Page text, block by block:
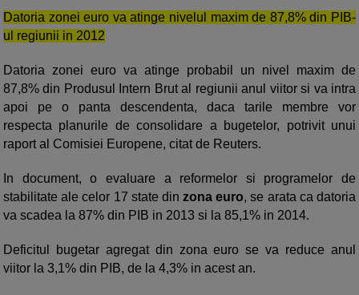
Datoria zonei euro va atinge nivelul maxim de 87,8% din PIB-
ul regiunii in 2012
Datoria zonei euro va atinge probabil un nivel maxim de
87,8% din Produsul Intern Brut al regiunii anul viitor si va intra
apoi pe o panta descendenta, daca tarile membre vor
respecta planurile de consolidare a bugetelor, potrivit unui
raport al Comisiei Europene, citat de Reuters.
In document, o evaluare a reformelor si programelor de
stabilitate ale celor 17 state dinzona euro, se arata ca datoria
va scadea la 87% din PIB in 2013 si la 85,1% in 2014.
Deficitul bugetar agregat din zona euro se va reduce anul
viitor la 3,1% din PIB, de la 4,3% in acest an.